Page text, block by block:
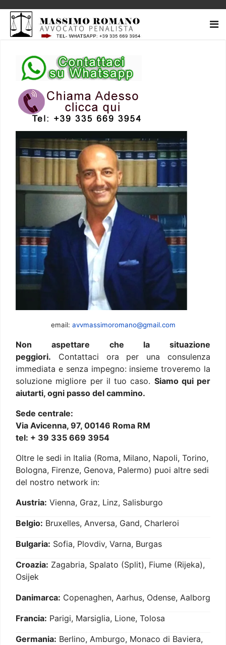
email: avvmassimoromano@gmail.com
Non aspettare che la situazione
peggiori. Contattaci ora per una consulenza
immediata e senza impegno: insieme troveremo la
soluzione migliore per il tuo caso. Siamo qui per
aiutarti, ogni passo del cammino.
Sede centrale:
Via Avicenna, 97, 00146 Roma RM
tel: + 39 335 669 3954
Oltre le sedi in Italia (Roma, Milano, Napoli, Torino,
Bologna, Firenze, Genova, Palermo) puoi altre sedi
del nostro network in:
Austria: Vienna, Graz, Linz, Salisburgo
Belgio: Bruxelles, Anversa, Gand, Charleroi
Bulgaria: Sofia, Plovdiv, Varna, Burgas
Croazia: Zagabria, Spalato (Split), Fiume (Rijeka),
Osijek
Danimarca: Copenaghen, Aarhus, Odense, Aalborg
Francia: Parigi, Marsiglia, Lione, Tolosa
Germania: Berlino, Amburgo, Monaco di Baviera,